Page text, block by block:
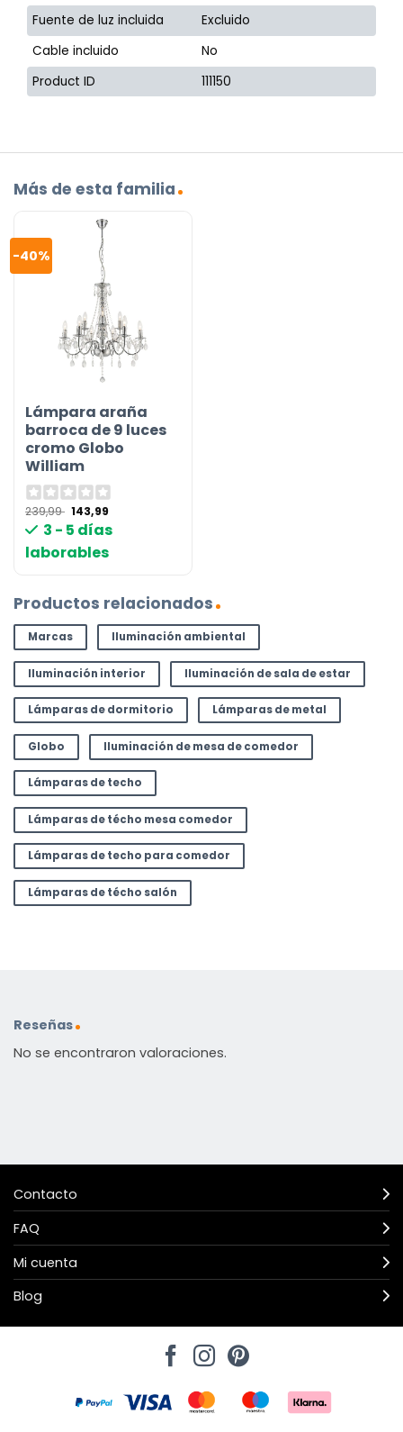
Fuente de luz incluida
Excluido
Cable incluido
No
Product ID
111150
Más de esta familia
-40%
Lámpara araña
barroca de 9 luces
cromo Globo
William
239,99 El
precio
original
239,99 €.
143,99
actual
3 - 5 días
laborables
Productos relacionados
Marcas Iluminación ambiental
Iluminación interior Iluminación de sala de estar
Lámparas de dormitorio Lámparas de metal
Globo Iluminación de mesa de comedor
Lámparas de techo
Lámparas de técho mesa comedor
Lámparas de techo para comedor
Lámparas de técho salón
Reseñas
No se encontraron valoraciones.
Contacto
FAQ
Mi cuenta
Blog